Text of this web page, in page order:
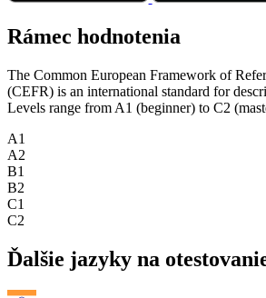
Rámec hodnotenia
The Common European Framework of
(CEFR) is an international standard for
Levels range from A1 (beginner) to C2
A1
A2
B1
B2
C1
C2
Ďalšie jazyky na